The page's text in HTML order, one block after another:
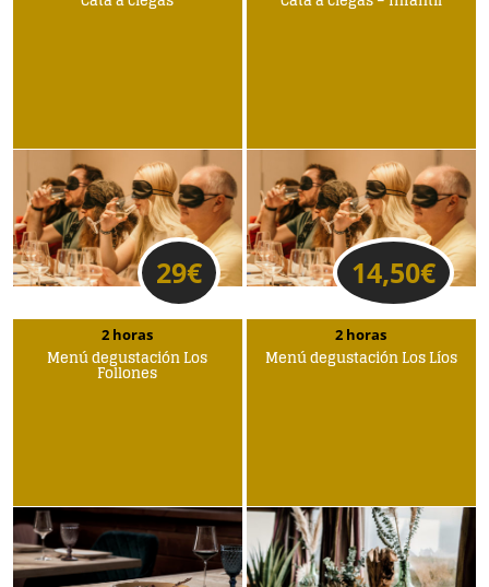
29€ 14,50€
2 horas
Menú degustación Los
Follones
2 horas
Menú degustación Los Líos